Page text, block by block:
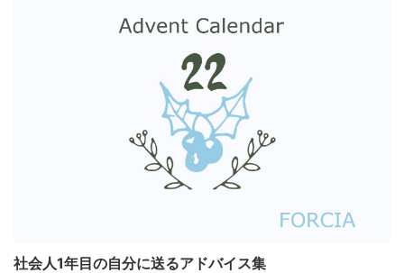
社会人1年目の自分に送るアドバイス集